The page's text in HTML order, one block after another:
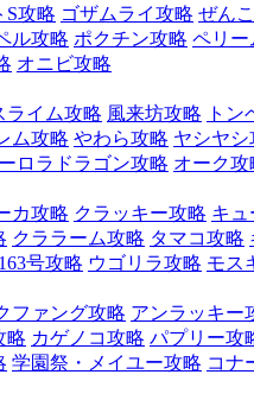
S攻略 ゴザムライ攻略 ぜん
ル攻略 ポクチン攻略 ペリー
オニビ攻略
ライム攻略 風来坊攻略 トン
ム攻略 やわら攻略 ヤシヤシ
ロラドラゴン攻略 オーク攻
カ攻略 クラッキー攻略 キュ
クララーム攻略 タマコ攻略
163号攻略 ウゴリラ攻略 モス
ファング攻略 アンラッキー
略 カゲノコ攻略 パプリー攻
学園祭・メイユー攻略 コナ